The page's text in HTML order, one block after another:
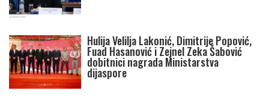
Hulija Velilja Lakonić, Dimitrije Popović,
Fuad Hasanović i Zejnel Zeka Šabović
dobitnici nagrada Ministarstva
dijaspore